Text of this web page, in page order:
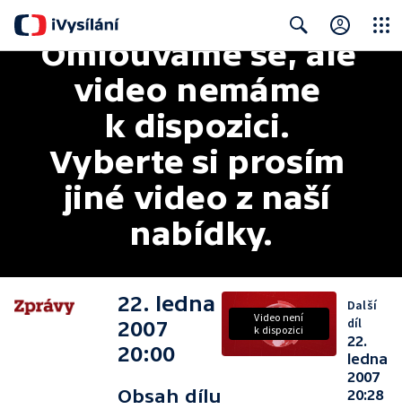
Search
Omlouváme se, ale
video nemáme
k dispozici.
Vyberte si prosím
jiné video z naší
nabídky.
22. ledna
2007
20:00
Obsah dílu
Video není
k dispozici
Další
díl
22.
ledna
2007
20:28